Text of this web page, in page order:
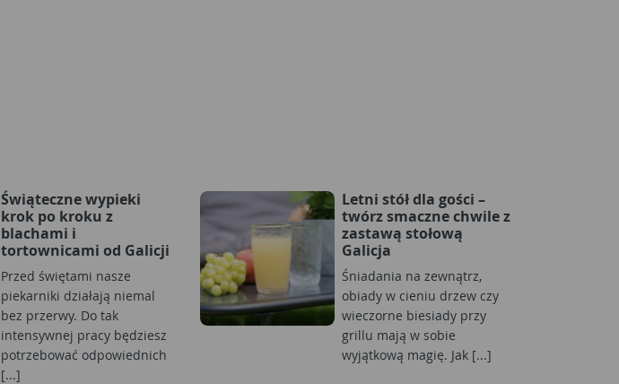
Świąteczne wypieki
krok po kroku z
blachami i
tortownicami od Galicji
Przed świętami nasze
piekarniki działają niemal
bez przerwy. Do tak
intensywnej pracy będziesz
potrzebować odpowiednich
[...]
Letni stół dla gości –
twórz smaczne chwile z
zastawą stołową
Galicja
Śniadania na zewnątrz,
obiady w cieniu drzew czy
wieczorne biesiady przy
grillu mają w sobie
wyjątkową magię. Jak [...]